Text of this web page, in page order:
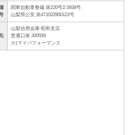
関東自動車整備 第220号2-5938号
山梨県公安 第471022900122号
山梨信用金庫 昭和支店
普通口座 200559
カ)マイパフォーマンス